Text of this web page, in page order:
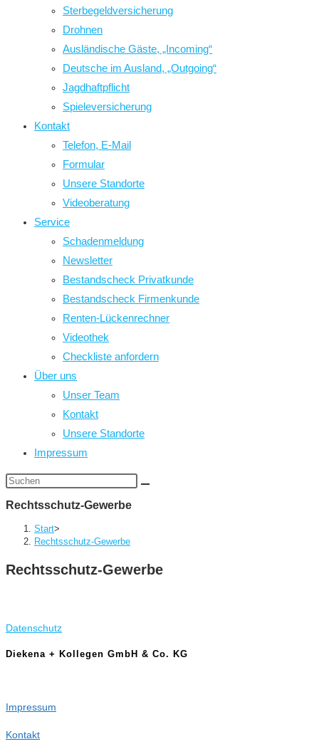
Sterbegeldversicherung
Drohnen
Ausländische Gäste, „Incoming“
Deutsche im Ausland, „Outgoing“
Jagdhaftpflicht
Spieleversicherung
Kontakt
Telefon, E-Mail
Formular
Unsere Standorte
Videoberatung
Service
Schadenmeldung
Newsletter
Bestandscheck Privatkunde
Bestandscheck Firmenkunde
Renten-Lückenrechner
Videothek
Checkliste anfordern
Über uns
Unser Team
Kontakt
Unsere Standorte
Impressum
Diese
Rechtsschutz-Gewerbe
Start>
Rechtsschutz-Gewerbe
Rechtsschutz-Gewerbe
Datenschutz
Diekena + Kollegen GmbH & Co. KG
Impressum
Kontakt